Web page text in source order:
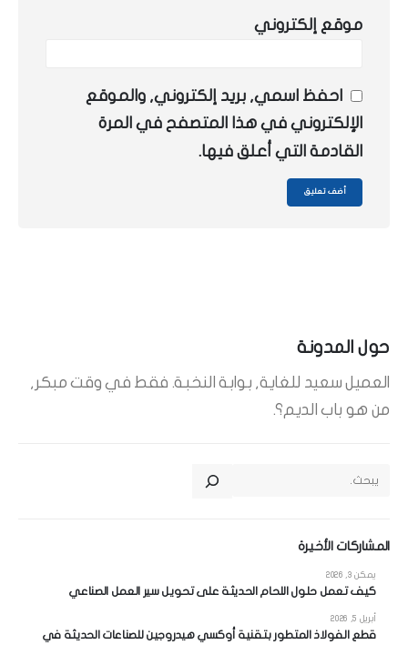
موقع إلكتروني
احفظ اسمي, بريد إلكتروني, والموقع
الإلكتروني في هذا المتصفح في المرة
القادمة التي أعلق فيها.
حول المدونة
العميل سعيد للغاية, بوابة النخبة. فقط في وقت مبكر,
من هو باب الديم؟.
المشاركات الأخيرة
كيف تعمل حلول اللحام الحديثة على تحويل سير العمل الصناعي
يمكن 3, 2026
قطع الفولاذ المتطور بتقنية أوكسي هيدروجين للصناعات الحديثة في
أبريل 5, 2026